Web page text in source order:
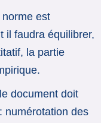
est
il faudra équilibrer,
la partie
document doit
numérotation des